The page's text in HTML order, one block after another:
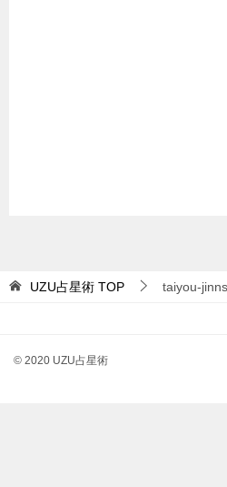
UZU占星術 TOP taiyou-
© 2020 UZU占星術